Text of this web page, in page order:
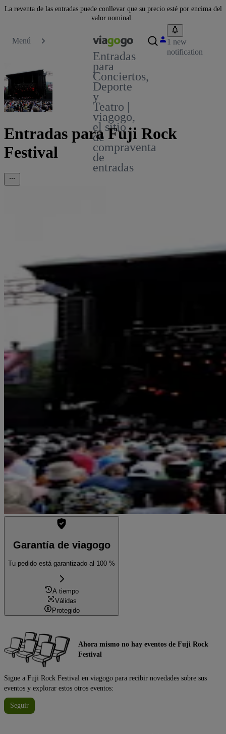
La reventa de las entradas puede conllevar que su precio esté por encima del
valor nominal.
Menú
Entradas
para
Conciertos,
Deporte
y
Teatro |
viagogo,
el sitio
de
compraventa
de
entradas
1 new
notification
Entradas para Fuji Rock
Festival
Garantía de viagogo
Tu pedido está garantizado al 100 %
A tiempo
Válidas
Protegido
Ahora mismo no hay eventos de Fuji Rock
Festival
Sigue a Fuji Rock Festival en viagogo para recibir novedades sobre sus
eventos y explorar estos otros eventos:
Seguir